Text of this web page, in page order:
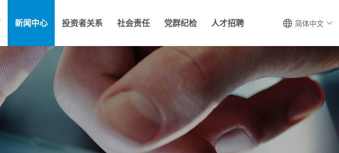
简体中文
新闻中心 投资者关系 社会责任 党群纪检 人才招聘